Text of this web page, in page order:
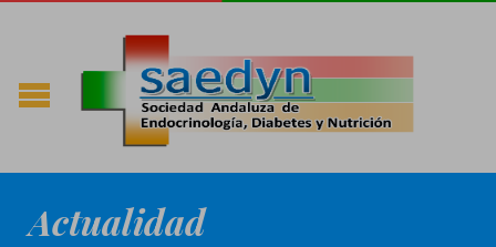
Actualidad